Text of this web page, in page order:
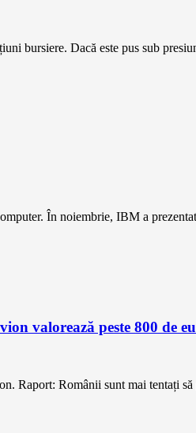
bursiere. Dacă este pus sub
În noiembrie, IBM a
valorează peste 800 de
Raport: Românii sunt mai tentați să